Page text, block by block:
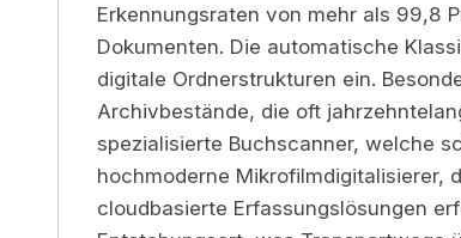
Erkennungsraten von mehr als 99,8
Dokumenten. Die automatische
digitale Ordnerstrukturen ein.
Archivbestände, die oft
spezialisierte Buchscanner, welche
hochmoderne Mikrofilmdigitalisierer,
cloudbasierte Erfassungslösungen